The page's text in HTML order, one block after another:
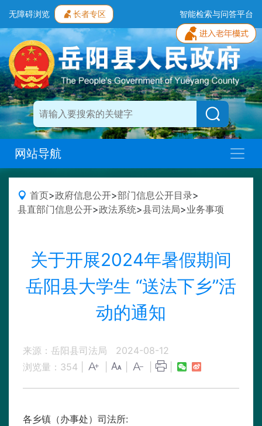
无障碍浏览 长者专区 智能检索与问答平台
网站导航
首页>政府信息公开>部门信息公开目录>
县直部门信息公开>政法系统>县司法局>业务事项
关于开展2024年暑假期间
岳阳县大学生 “送法下乡”活
动的通知
来源：岳阳县司法局
2024-08-12
浏览量： 354
各乡镇（办事处）司法所: